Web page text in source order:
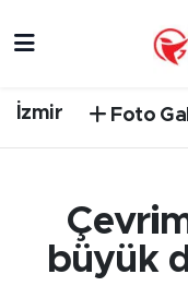
İzmir Foto
büyük
EGE
Süper Lig